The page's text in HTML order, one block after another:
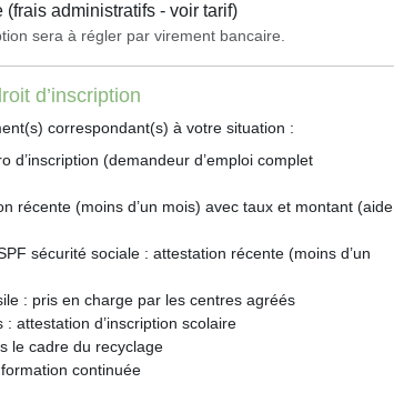
(frais administratifs - voir tarif)
sera à régler par virement bancaire.
d’inscription
correspondant(s) à votre situation :
d’inscription (demandeur d’emploi complet
récente (moins d’un mois) avec taux et montant (aide
sécurité sociale : attestation récente (moins d’un
: pris en charge par les centres agréés
: attestation d’inscription scolaire
le cadre du recyclage
continuée